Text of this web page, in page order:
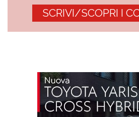
SCRIVI/SCOPRI I